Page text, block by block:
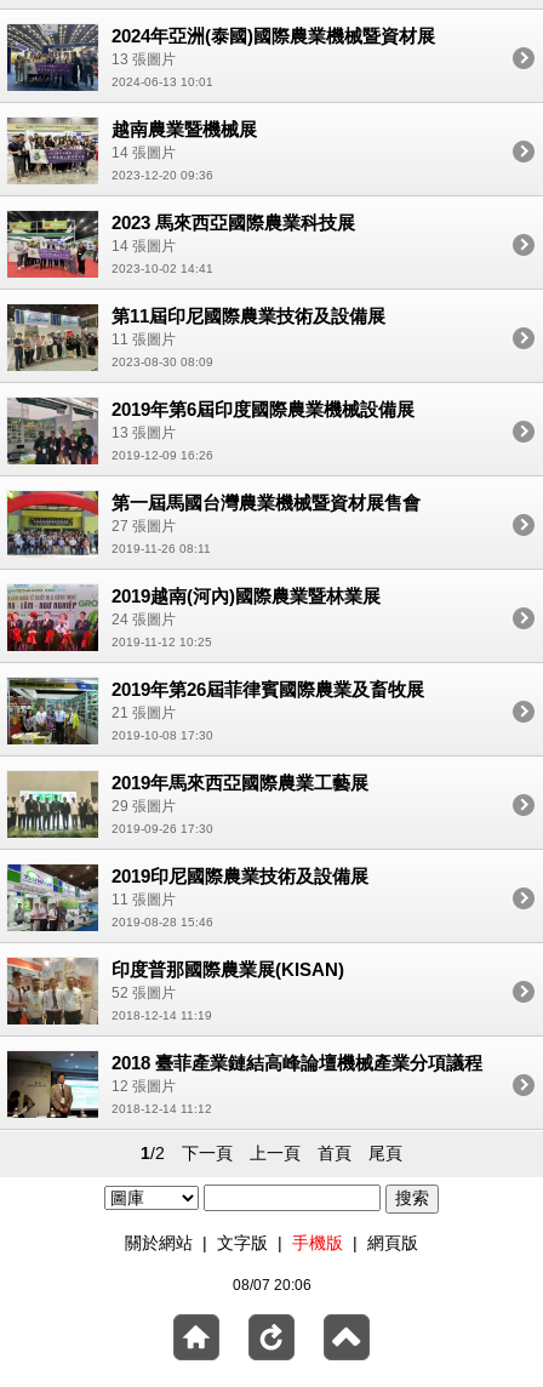
2024年亞洲(泰國)國際農業機械暨資材展
13 張圖片
2024-06-13 10:01
越南農業暨機械展
14 張圖片
2023-12-20 09:36
2023 馬來西亞國際農業科技展
14 張圖片
2023-10-02 14:41
第11屆印尼國際農業技術及設備展
11 張圖片
2023-08-30 08:09
2019年第6屆印度國際農業機械設備展
13 張圖片
2019-12-09 16:26
第一屆馬國台灣農業機械暨資材展售會
27 張圖片
2019-11-26 08:11
2019越南(河內)國際農業暨林業展
24 張圖片
2019-11-12 10:25
2019年第26屆菲律賓國際農業及畜牧展
21 張圖片
2019-10-08 17:30
2019年馬來西亞國際農業工藝展
29 張圖片
2019-09-26 17:30
2019印尼國際農業技術及設備展
11 張圖片
2019-08-28 15:46
印度普那國際農業展(KISAN)
52 張圖片
2018-12-14 11:19
2018 臺菲產業鏈結高峰論壇機械產業分項議程
12 張圖片
2018-12-14 11:12
1/2 下一頁 上一頁 首頁 尾頁
關於網站 | 文字版 | 手機版 | 網頁版
08/07 20:06